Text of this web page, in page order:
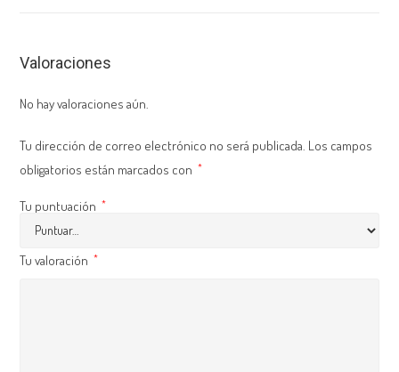
Valoraciones
No hay valoraciones aún.
Tu dirección de correo electrónico no será publicada. Los campos
obligatorios están marcados con
*
Tu puntuación *
Tu valoración *